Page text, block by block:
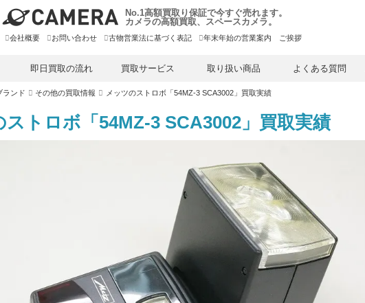
プ
No.1高額買取り保証で今すぐ売れます。
カメラの高額買取、スペースカメラ。
会社概要 お問い合わせ 古物営業法に基づく表記 年末年始の営業案内 ご挨拶
即日買取の流れ 買取サービス 取り扱い商品 よくある質問
ランド その他の買取情報 メッツのストロボ「54MZ-3 SCA3002」買取実績
ストロボ「54MZ-3 SCA3002」買取実績